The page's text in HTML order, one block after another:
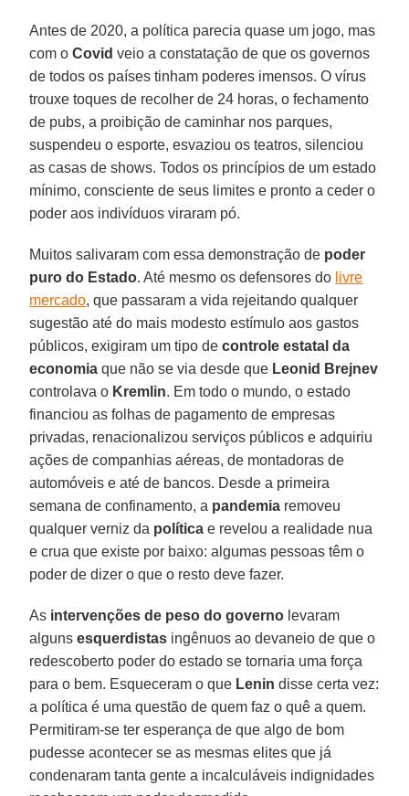
Antes de 2020, a política parecia quase um jogo, mas
com oCovid veio a constatação de que os governos
de todos os países tinham poderes imensos. O vírus
trouxe toques de recolher de 24 horas, o fechamento
de pubs, a proibição de caminhar nos parques,
suspendeu o esporte, esvaziou os teatros, silenciou
as casas de shows. Todos os princípios de um estado
mínimo, consciente de seus limites e pronto a ceder o
poder aos indivíduos viraram pó.
Muitos salivaram com essa demonstração de poder
puro do Estado. Até mesmo os defensores do livre
mercado, que passaram a vida rejeitando qualquer
sugestão até do mais modesto estímulo aos gastos
públicos, exigiram um tipo decontrole estatal da
economia que não se via desde que Leonid Brejnev
controlava o Kremlin. Em todo o mundo, o estado
financiou as folhas de pagamento de empresas
privadas, renacionalizou serviços públicos e adquiriu
ações de companhias aéreas, de montadoras de
automóveis e até de bancos. Desde a primeira
semana de confinamento, a pandemia removeu
qualquer verniz da política e revelou a realidade nua
e crua que existe por baixo: algumas pessoas têm o
poder de dizer o que o resto deve fazer.
As intervenções de peso do governo levaram
algunsesquerdistas ingênuos ao devaneio de que o
redescoberto poder do estado se tornaria uma força
para o bem. Esqueceram o que Lenin disse certa vez:
a política é uma questão de quem faz o quê a quem.
Permitiram-se ter esperança de que algo de bom
pudesse acontecer se as mesmas elites que já
condenaram tanta gente a incalculáveis indignidades